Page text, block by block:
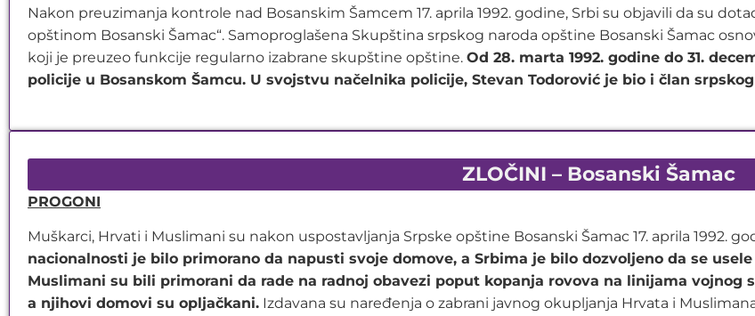
Nakon preuzimanja kontrole nad Bosanskim Šamcem 17. aprila 1992. godine, Srbi su objavili da su
opštinom Bosanski Šamac“. Samoproglašena Skupština srpskog naroda opštine Bosanski Šamac
koji je preuzeo funkcije regularno izabrane skupštine opštine. Od 28. marta 1992. godine do 31.
policije u Bosanskom Šamcu. U svojstvu načelnika policije, Stevan Todorović je bio i član
ZLOČINI – Bosanski Šamac
PROGONI
Muškarci, Hrvati i Muslimani su nakon uspostavljanja Srpske opštine Bosanski Šamac 17. aprila 1992.
nacionalnosti je bilo primorano da napusti svoje domove, a Srbima je bilo dozvoljeno da se
Muslimani su bili primorani da rade na radnoj obavezi poput kopanja rovova na linijama vojnog
a njihovi domovi su opljačkani. Izdavana su naređenja o zabrani javnog okupljanja Hrvata i